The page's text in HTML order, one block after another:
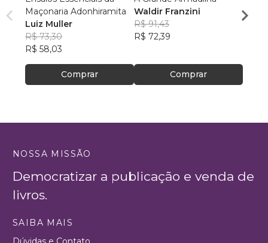
Maçonaria Adonhiramita
Luiz Muller
R$ 73,30
R$ 58,03
Comprar
Waldir Franzini
R$ 91,43
R$ 72,39
Comprar
R$
NOSSA MISSÃO
Democratizar a publicação e venda de
livros.
SAIBA MAIS